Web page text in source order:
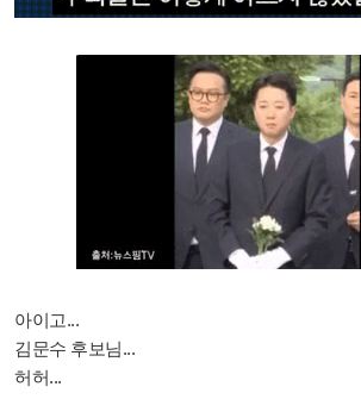
아이고...
김문수 후보님...
허허...